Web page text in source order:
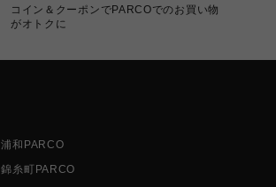
コイン＆クーポンでPARCOでのお買い物
がオトクに
浦和PARCO
錦糸町PARCO